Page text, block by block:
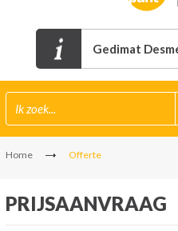
Gedimat
Home Offerte
PRIJSAANVRAAG